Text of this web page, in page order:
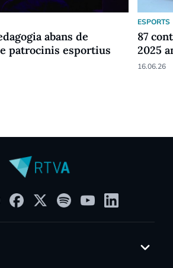
abans de
patrocinis esportius
ESPORTS
87
2025
16.06.26